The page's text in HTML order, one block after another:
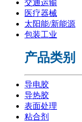
交通运输
医疗器械
太阳能/新能源
包装工业
产品类别
导电胶
导热胶
表面处理
粘合剂